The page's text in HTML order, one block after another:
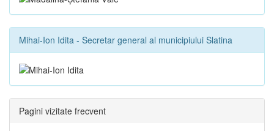
Mihai-Ion Idita - Secretar general al municipiului Slatina
Pagini vizitate frecvent